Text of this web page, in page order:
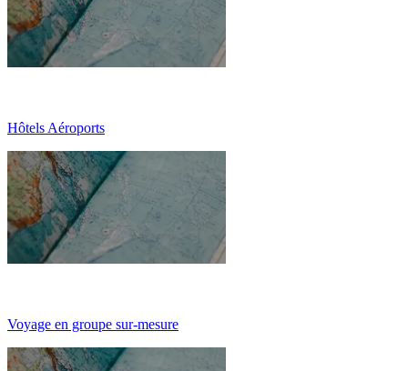
Hôtels Aéroports
Voyage en groupe sur-mesure